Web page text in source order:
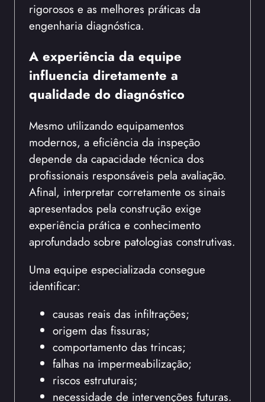
rigorosos e as melhores práticas da
engenharia diagnóstica.
A experiência da equipe
influencia diretamente a
qualidade do diagnóstico
Mesmo utilizando equipamentos
modernos, a eficiência da inspeção
depende da capacidade técnica dos
profissionais responsáveis pela avaliação.
Afinal, interpretar corretamente os sinais
apresentados pela construção exige
experiência prática e conhecimento
aprofundado sobre patologias construtivas.
Uma equipe especializada consegue
identificar:
causas reais das infiltrações;
origem das fissuras;
comportamento das trincas;
falhas na impermeabilização;
riscos estruturais;
necessidade de intervenções futuras.